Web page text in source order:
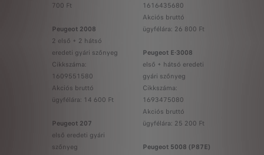
700 Ft
Peugeot 2008
2 első + 2 hátsó
eredeti gyári szőnyeg
Cikkszáma:
1609551580
Akciós bruttó
ügyfélára: 14 600 Ft
Peugeot 207
első eredeti gyári
szőnyeg
1616435680
Akciós bruttó
ügyfélára: 26 800 Ft
Peugeot E-3008
első + hátsó eredeti
gyári szőnyeg
Cikkszáma:
1693475080
Akciós bruttó
ügyfélára: 25 200 Ft
Peugeot 5008 (P87E)